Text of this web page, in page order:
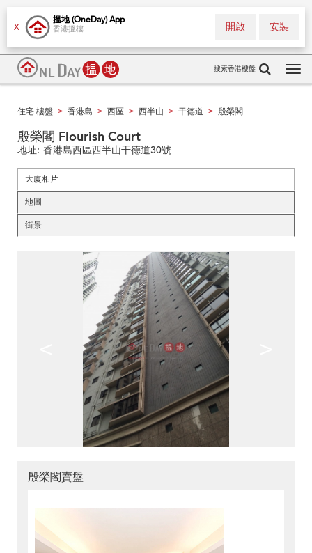
X
搵地 (OneDay) App
香港搵樓 安裝
開啟
搜索香港樓盤
住宅 樓盤 > 香港島 > 西區 > 西半山 > 干德道 > 殷榮閣
殷榮閣 Flourish Court
地址: 香港島西區西半山干德道30號
大廈相片
地圖
街景
殷榮閣賣盤